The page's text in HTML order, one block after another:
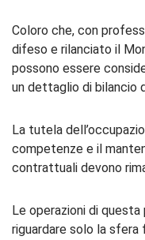
Coloro che, con
difeso e rilanciato il
possono essere
un dettaglio di bilancio
La tutela
competenze e il
contrattuali devono
Le operazioni di
riguardare solo la sfera